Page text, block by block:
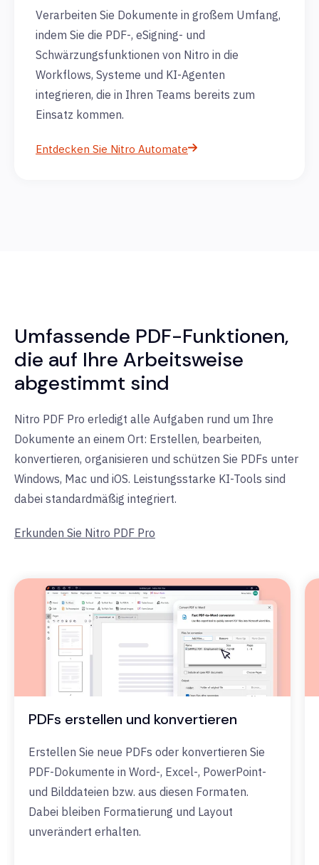
Verarbeiten Sie Dokumente in großem Umfang,
indem Sie die PDF-, eSigning- und
Schwärzungsfunktionen von Nitro in die
Workflows, Systeme und KI-Agenten
integrieren, die in Ihren Teams bereits zum
Einsatz kommen.
Entdecken Sie Nitro Automate
Umfassende PDF-Funktionen,
die auf Ihre Arbeitsweise
abgestimmt sind
Nitro PDF Pro erledigt alle Aufgaben rund um Ihre
Dokumente an einem Ort: Erstellen, bearbeiten,
konvertieren, organisieren und schützen Sie PDFs unter
Windows, Mac und iOS. Leistungsstarke KI-Tools sind
dabei standardmäßig integriert.
Erkunden Sie Nitro PDF Pro
PDFs erstellen und konvertieren
Erstellen Sie neue PDFs oder konvertieren Sie
PDF-Dokumente in Word-, Excel-, PowerPoint-
und Bilddateien bzw. aus diesen Formaten.
Dabei bleiben Formatierung und Layout
unverändert erhalten.